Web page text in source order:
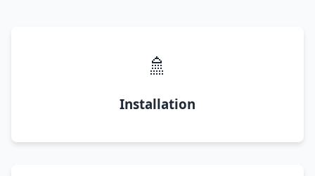
🚿
Installation